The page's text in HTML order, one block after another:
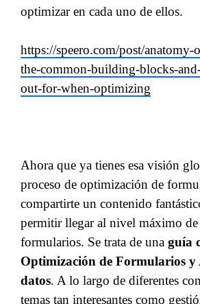
optimizar en cada uno de ellos.
https://speero.com/post/
the-common-building-blocks-
out-for-when-optimizing
Ahora que ya tienes esa visión
proceso de optimización de
compartirte un contenido
permitir llegar al nivel máximo
formularios. Se trata de una guía
Optimización de Formularios y
datos. A lo largo de diferentes
temas tan interesantes como